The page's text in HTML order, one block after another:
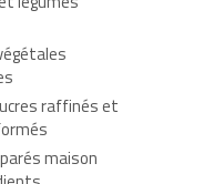
raffinés et
maison